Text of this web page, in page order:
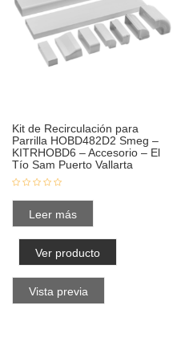
Kit de Recirculación para
Parrilla HOBD482D2 Smeg –
KITRHOBD6 – Accesorio – El
Tío Sam Puerto Vallarta
Leer más
Ver producto
Vista previa